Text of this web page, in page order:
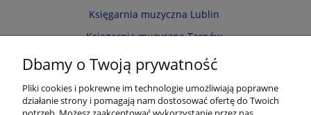
Księgarnia muzyczna Lublin
Księgarnia muzyczna Tarnów
Informacja o cookies
Zwroty i reklamacje
Dbamy o Twoją prywatność
Pliki cookies i pokrewne im technologie umożliwiają poprawne
działanie strony i pomagają nam dostosować ofertę do Twoich